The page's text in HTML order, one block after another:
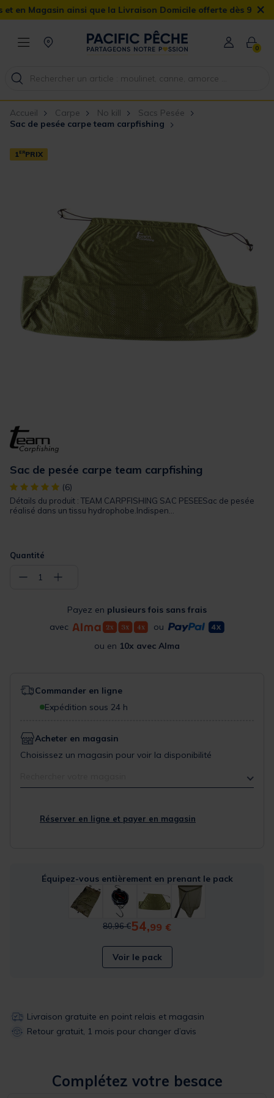
ainsi que la Livraison Domicile offerte dès 90€ ×
0
Accueil Carpe No kill
Sacs Pesée
Sac de pesée carpe team carpfishing
1 ERPRIX
Sac de pesée carpe team carpfishing
[object Object] out of 5 Customer Rating
(6)
Détails du produit : TEAM CARPFISHING SAC PESEESac de pesée
réalisé dans un tissu hydrophobe.Indispen...
Quantité
− 1 +
Payez en plusieurs fois sans frais
avec
ou
ou en 10x avec Alma
Commander en ligne
Expédition sous 24 h
Acheter en magasin
Choisissez un magasin pour voir la disponibilité
Réserver en ligne et payer en magasin
Équipez-vous entièrement en prenant le pack
Price reduced from
80,96 €to
54,99 €
Voir le pack
Livraison gratuite en point relais et magasin
Retour gratuit, 1 mois pour changer d’avis
Complétez votre besace